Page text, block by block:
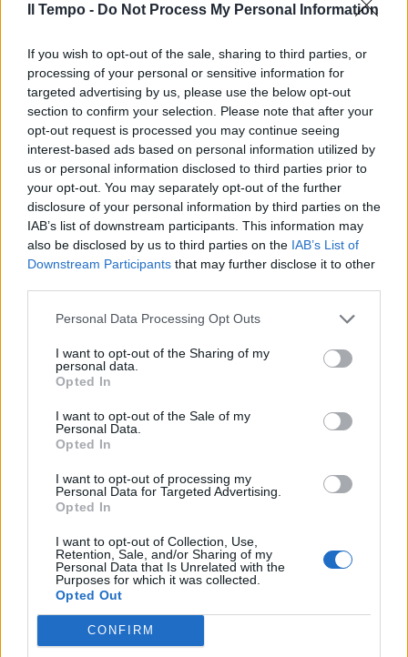
Il Tempo - Do Not Process My Personal Information
If you wish to opt-out of the sale, sharing to third parties, or
processing of your personal or sensitive information for
targeted advertising by us, please use the below opt-out
section to confirm your selection. Please note that after your
opt-out request is processed you may continue seeing
interest-based ads based on personal information utilized by
us or personal information disclosed to third parties prior to
your opt-out. You may separately opt-out of the further
disclosure of your personal information by third parties on the
IAB’s list of downstream participants. This information may
also be disclosed by us to third parties on the IAB’s List of
Downstream Participants that may further disclose it to other
Personal Data Processing Opt Outs
I want to opt-out of the Sharing of my
personal data.
Opted In
I want to opt-out of the Sale of my
Personal Data.
Opted In
I want to opt-out of processing my
Personal Data for Targeted Advertising.
Opted In
I want to opt-out of Collection, Use,
Retention, Sale, and/or Sharing of my
Personal Data that Is Unrelated with the
Purposes for which it was collected.
Opted Out
CONFIRM
Baricco
Melato: «Baricco sbaglia Il
teatro è una magia»
03/05/2009
L'acqua calda di Baricco e di
Scalfari
29/03/2009
LOCARNO C'è anche Alessandro
Baricco fra i tanti scrittori ...
11/08/2008
«Lezione 21» di Alessandro
Baricco sarà in anteprima ...
23/06/2008
Baricco debutta alla regia con
Beethoven